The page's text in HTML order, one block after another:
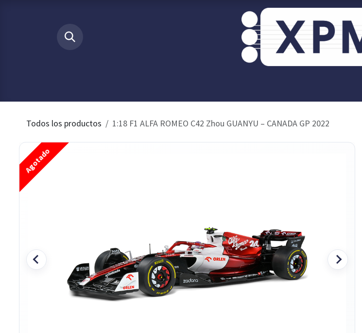
Todos los productos 1:18 F1 ALFA ROMEO C42 Zhou GUANYU – CANADA GP 2022
Agotado